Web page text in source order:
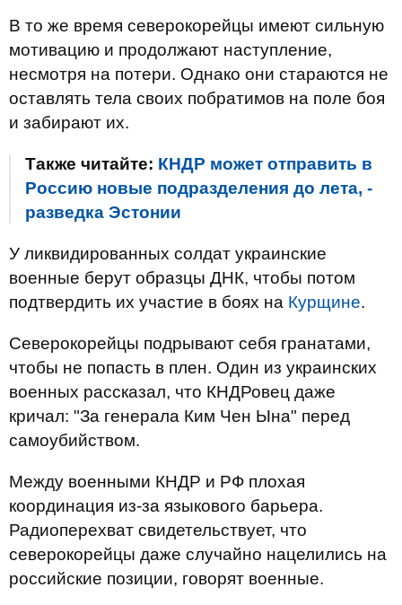
В то же время северокорейцы имеют сильную
мотивацию и продолжают наступление,
несмотря на потери. Однако они стараются не
оставлять тела своих побратимов на поле боя
и забирают их.
Также читайте: КНДР может отправить в
Россию новые подразделения до лета, -
разведка Эстонии
У ликвидированных солдат украинские
военные берут образцы ДНК, чтобы потом
подтвердить их участие в боях на Курщине.
Северокорейцы подрывают себя гранатами,
чтобы не попасть в плен. Один из украинских
военных рассказал, что КНДРовец даже
кричал: "За генерала Ким Чен Ына" перед
самоубийством.
Между военными КНДР и РФ плохая
координация из-за языкового барьера.
Радиоперехват свидетельствует, что
северокорейцы даже случайно нацелились на
российские позиции, говорят военные.